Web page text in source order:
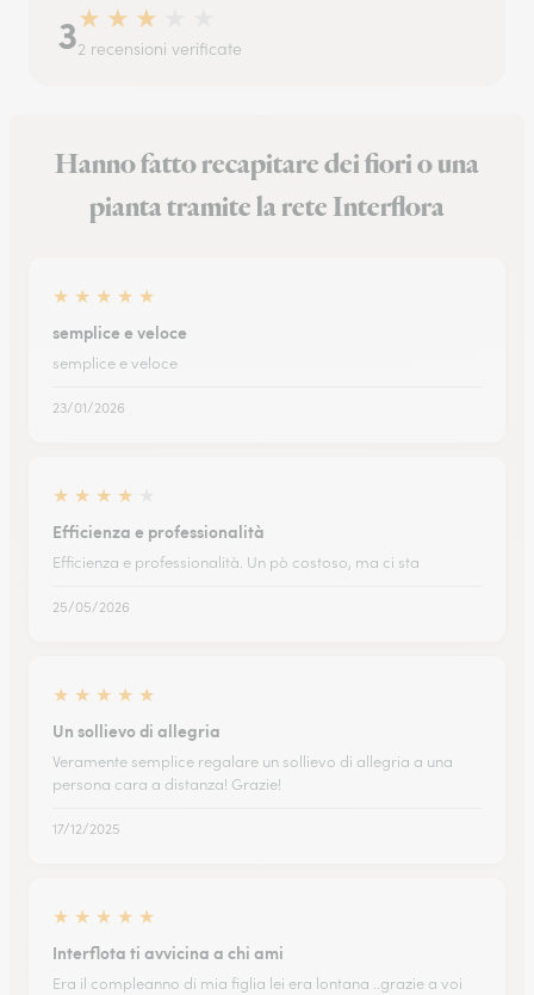
3★ ★ ★
2 recensioni verificate
Hanno fatto recapitare dei fiori o una
pianta tramite la rete Interflora
★ ★ ★ ★ ★
semplice e veloce
semplice e veloce
23/01/2026
★ ★ ★ ★
Efficienza e professionalità
Efficienza e professionalità. Un pò costoso, ma ci sta
25/05/2026
★ ★ ★ ★ ★
Un sollievo di allegria
Veramente semplice regalare un sollievo di allegria a una
persona cara a distanza! Grazie!
17/12/2025
★ ★ ★ ★ ★
Interflota ti avvicina a chi ami
Era il compleanno di mia figlia lei era lontana ..grazie a voi